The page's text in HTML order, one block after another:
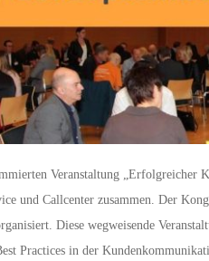
Veranstaltung „Erfolgreicher
und Callcenter zusammen. Der
Diese wegweisende
Practices in der